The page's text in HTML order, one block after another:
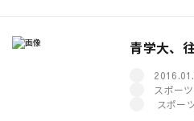
青学大、
スポー
スポー